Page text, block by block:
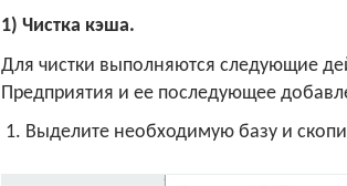
1) Чистка кэша.
Для чистки выполняются следующие
Предприятия и ее последующее
1. Выделите необходимую базу и